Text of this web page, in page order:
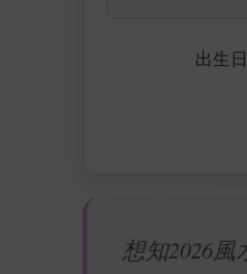
出生
想知2026